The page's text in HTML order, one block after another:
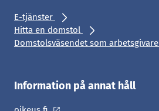
E-tjänster
Hitta en domstol
Domstolsväsendet som arbetsgivare
Information på annat håll